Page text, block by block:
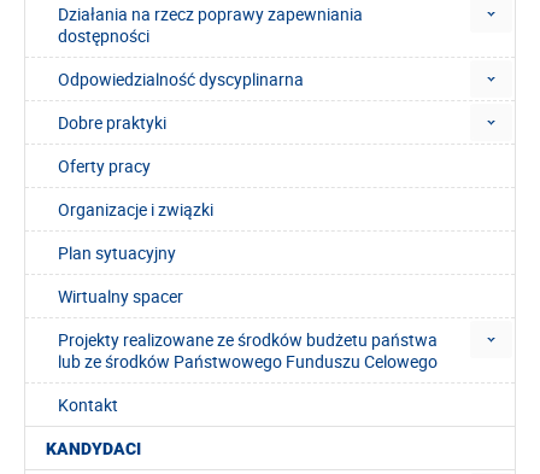
Działania na rzecz poprawy zapewniania
dostępności
Odpowiedzialność dyscyplinarna
Dobre praktyki
Oferty pracy
Organizacje i związki
Plan sytuacyjny
Wirtualny spacer
Projekty realizowane ze środków budżetu państwa
lub ze środków Państwowego Funduszu Celowego
Kontakt
KANDYDACI